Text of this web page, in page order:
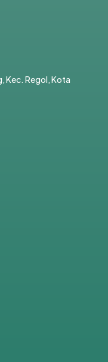
Kec. Regol, Kota